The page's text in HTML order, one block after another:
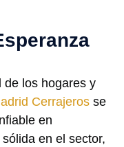
de los hogares y
Cerrajeros se
en
en el sector,